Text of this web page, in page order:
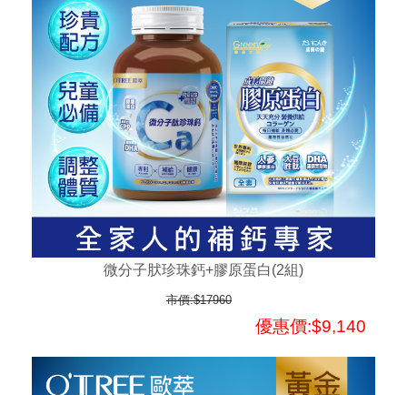
微分子肰珍珠鈣+膠原蛋白(2組)
市價:$17960
優惠價:$9,140